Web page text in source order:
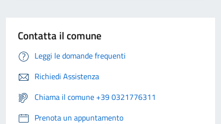
Contatta il comune
Leggi le domande frequenti
Richiedi Assistenza
Chiama il comune +39 0321776311
Prenota un appuntamento